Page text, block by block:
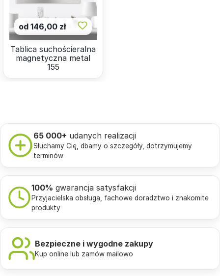
od 146,00 zł
Tablica suchościeralna
magnetyczna metal
155
65 000+ udanych realizacji
Słuchamy Cię, dbamy o szczegóły, dotrzymujemy
terminów
100% gwarancja satysfakcji
Przyjacielska obsługa, fachowe doradztwo i znakomite
produkty
Bezpieczne i wygodne zakupy
Kup online lub zamów mailowo